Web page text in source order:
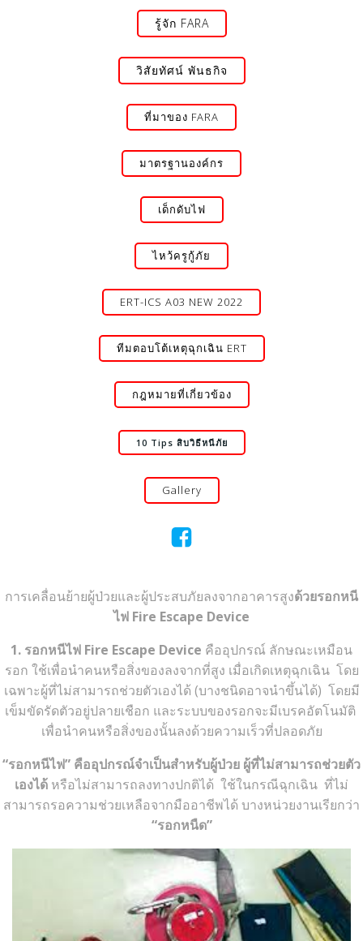
Skip
to
รู้จัก FARA
วิสัยทัศน์ พันธกิจ
ที่มาของ FARA
มาตรฐานองค์กร
เด็กดับไฟ
ไหว้ครูกู้ภัย
ERT-ICS A03 NEW 2022
ทีมตอบโต้เหตุฉุกเฉิน ERT
กฎหมายที่เกี่ยวข้อง
10 Tips สิบวิธีหนีภัย
Gallery
การเคลื่อนย้ายผู้ป่วยและผู้ประสบภัยลงจากอาคารสูงด้วยรอกหนี
ไฟ Fire Escape Device
1. รอกหนีไฟ Fire Escape Device คืออุปกรณ์ ลักษณะเหมือน
รอก ใช้เพื่อนำคนหรือสิ่งของลงจากที่สูง เมื่อเกิดเหตุฉุกเฉิน โดย
เฉพาะผู้ที่ไม่สามารถช่วยตัวเองได้ (บางชนิดอาจนำขึ้นได้) โดยมี
เข็มขัดรัดตัวอยู่ปลายเชือก และระบบของรอกจะมีเบรคอัตโนมัติ
เพื่อนำคนหรือสิ่งของนั้นลงด้วยความเร็วที่ปลอดภัย
“รอกหนีไฟ” คืออุปกรณ์จำเป็นสำหรับผู้ป่วย ผู้ที่ไม่สามารถช่วยตัว
เองได้ หรือไม่สามารถลงทางปกติได้ ใช้ในกรณีฉุกเฉิน ที่ไม่
สามารถรอความช่วยเหลือจากมืออาชีพได้ บางหน่วยงานเรียกว่า
“รอกหนืด”